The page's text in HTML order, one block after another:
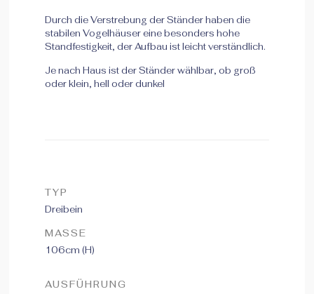
Durch die Verstrebung der Ständer haben die
stabilen Vogelhäuser eine besonders hohe
Standfestigkeit, der Aufbau ist leicht verständlich.
Je nach Haus ist der Ständer wählbar, ob groß
oder klein, hell oder dunkel
TYP
Dreibein
MASSE
106cm (H)
AUSFÜHRUNG